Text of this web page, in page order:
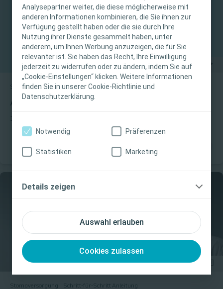
Analysepartner weiter, die diese möglicherweise mit
anderen Informationen kombinieren, die Sie ihnen zur
Verfügung gestellt haben oder die sie durch Ihre
Nutzung ihrer Dienste gesammelt haben, unter
anderem, um Ihnen Werbung anzuzeigen, die für Sie
relevanter ist. Sie haben das Recht, Ihre Einwilligung
jederzeit zu widerrufen oder zu ändern, indem Sie auf
„Cookie-Einstellungen“ klicken. Weitere Informationen
finden Sie in unserer Cookie-Richtlinie und
Datenschutzerklärung.
Auswahl erlauben
Cookies zulassen
Notwendig Präferenzen
Statistiken Marketing
Details zeigen
Diese Website richtet sich nur an medizinisches
Fachpersonal. Der Inhalt der Website ist für
fachliche Informations- und Fortbildungszwecke
bestimmt. Coloplast bietet keinen individuellen
medizinischen Rat. Die Verantwortung für die
individuelle Patientenversorgung liegt beim
medizinischen Fachpersonal. Detaillierte
Produktinformationen zu den vorgestellten
Produkten, einschließlich Anwendungshinweise,
Vorsichtsmaßnahmen und Warnhinweisen,
finden Sie in der Gebrauchsanweisung (IFU) des
Produkts, die vor der Verwendung sorgfältig zu
Ich bin eine medizinische Fachkraft
Stomaversorgung Schritt-für-Schritt Anleitung
Anwendungsvideo Mio Concave 1P Uro
1-teilig, Uro-Beutel
Stomaversorgung Schritt-für-Schritt Anleitung